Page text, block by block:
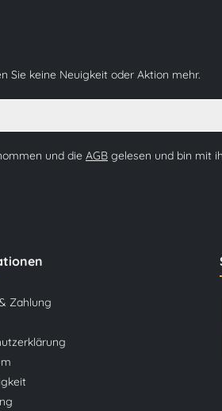
Sie keine Neuigkeit oder Aktion mehr.
und die AGB gelesen und bin mit
Zahlung